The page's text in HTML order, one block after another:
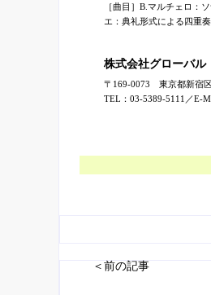
［曲目］B.マルチェロ：
エ：典礼形式による四重
株式会社グローバル
〒169-0073 東京都新宿
TEL：03-5389-5111／E-
＜前の記事